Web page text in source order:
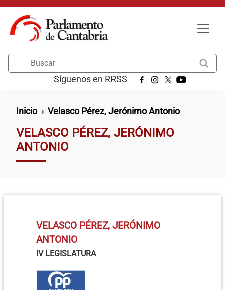
Pasar al contenido principal
Síguenos en RRSS
Ruta de navegación
Inicio Velasco Pérez, Jerónimo Antonio
VELASCO PÉREZ, JERÓNIMO
ANTONIO
VELASCO PÉREZ, JERÓNIMO
ANTONIO
IV LEGISLATURA